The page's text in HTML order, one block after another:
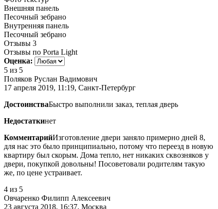
Внешняя панель
Песочный зебрано
Внутренняя панель
Песочный зебрано
Отзывы 3
Отзывы по Porta Light
Оценка:
5 из 5
Поляков Руслан Вадимович
17 апреля 2019, 11:19, Санкт-Петербург
ДостоинстваБыстро выполнили заказ, теплая дверь
Недостаткинет
КомментарийИзготовление двери заняло примерно дней 8,
для нас это было принципиально, потому что переезд в новую
квартиру был скорым. Дома тепло, нет никаких сквозняков у
двери, покупкой довольны! Посоветовали родителям такую
же, по цене устраивает.
4 из 5
Овчаренко Филипп Алексеевич
23 августа 2018, 16:37, Москва